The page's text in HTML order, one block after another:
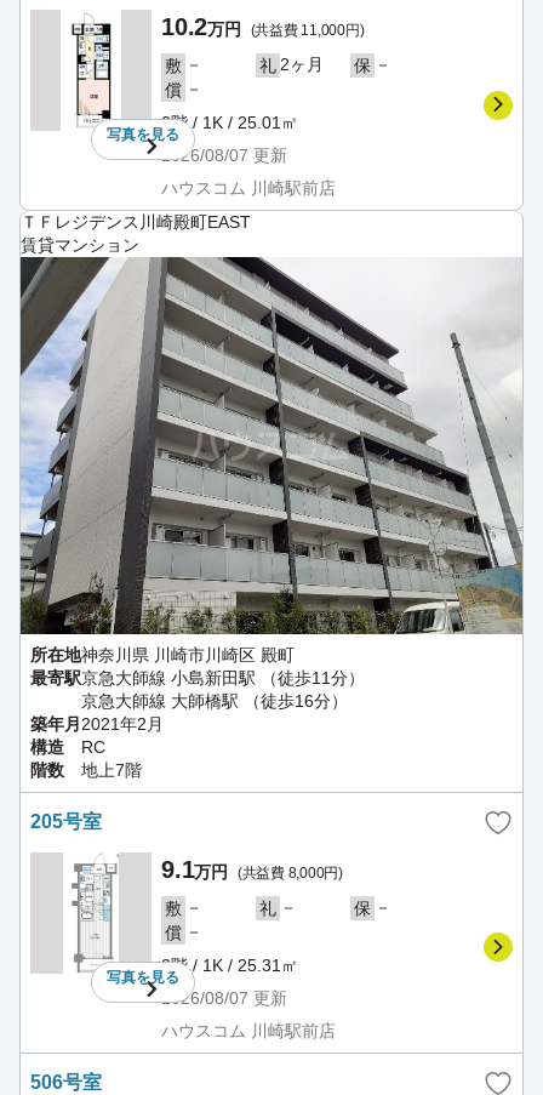
写真を見る
10.2万円 (共益費 11,000円)
敷 － 礼2ヶ月 保 －
償 －
2階 / 1K / 25.01㎡
2026/08/07 更新
ハウスコム 川崎駅前店
ＴＦレジデンス川崎殿町EAST
賃貸マンション
所在地神奈川県 川崎市川崎区 殿町
最寄駅京急大師線 小島新田駅 （徒歩11分）
京急大師線 大師橋駅 （徒歩16分）
築年月 2021年2月
構造
RC
階数
地上7階
205号室
写真を見る
9.1万円 (共益費 8,000円)
敷 － 礼 － 保 －
償 －
2階 / 1K / 25.31㎡
2026/08/07 更新
ハウスコム 川崎駅前店
506号室